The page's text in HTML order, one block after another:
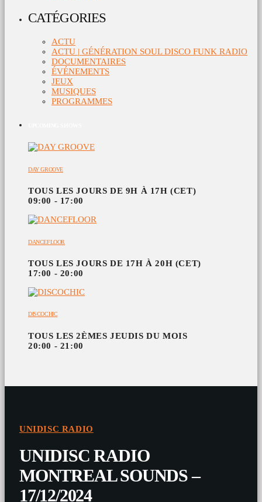
CATÉGORIES
ACTU
ACTU | GÉNÉRATION SOUL DISCO FUNK RADIO
DOCUMENTAIRES
ÉVÉNEMENTS
JEUX
MUSIQUES
PROGRAMMES
DAY GROOVE
TOUS LES JOURS DE 9H À 17H (CET)
09:00 - 17:00
DANCEFLOOR
TOUS LES JOURS DE 17H À 20H (CET)
17:00 - 20:00
DISCOCHIC
TOUS LES 2ÈMES JEUDIS DU MOIS
20:00 - 21:00
UNIDISC RADIO
UNIDISC RADIO
MONTREAL SOUNDS –
17/12/2024